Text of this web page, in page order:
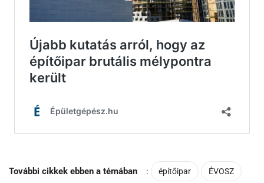
További cikkek ebben a témában : építőipar ÉVOSZ